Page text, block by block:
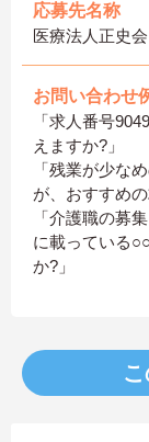
応募先名称
医療法人正史
お問い合わせ
「求人番号
えますか?」
「残業が少な
が、おすすめ
「介護職の募
に載っている
か?」